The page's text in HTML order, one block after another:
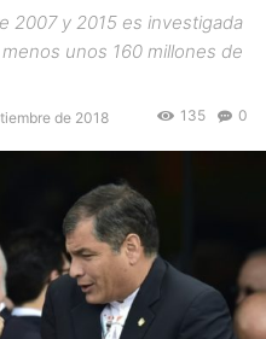
2007 y 2015 es investigada
unos 160 millones de
de 2018 0
135